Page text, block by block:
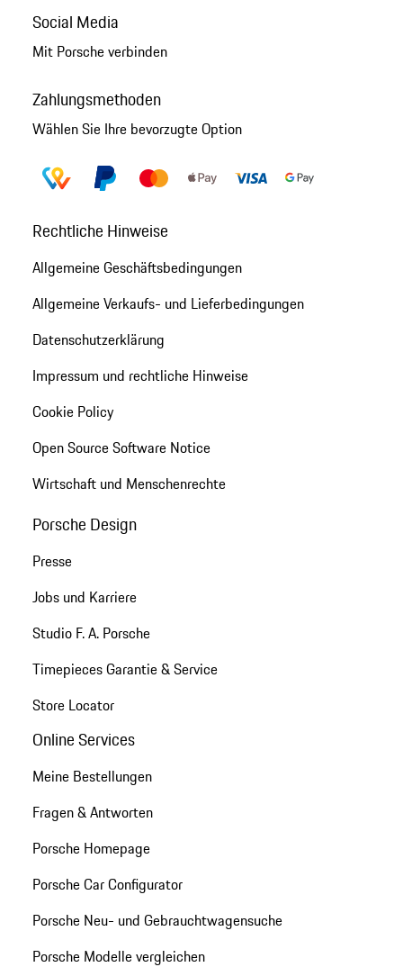
Social Media
Mit Porsche verbinden
Zahlungsmethoden
Wählen Sie Ihre bevorzugte Option
Rechtliche Hinweise
Allgemeine Geschäftsbedingungen
Allgemeine Verkaufs- und Lieferbedingungen
Datenschutzerklärung
Impressum und rechtliche Hinweise
Cookie Policy
Open Source Software Notice
Wirtschaft und Menschenrechte
Porsche Design
Presse
Jobs und Karriere
Studio F. A. Porsche
Timepieces Garantie & Service
Store Locator
Online Services
Meine Bestellungen
Fragen & Antworten
Porsche Homepage
Porsche Car Configurator
Porsche Neu- und Gebrauchtwagensuche
Porsche Modelle vergleichen